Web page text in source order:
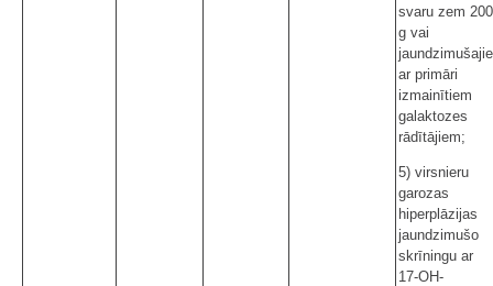
svaru zem
g vai
ar primāri
izmainītiem
galaktozes
rādītājiem;
5) virsnieru
garozas
hiperplāzijas
jaundzimušo
skrīningu ar
17-OH-